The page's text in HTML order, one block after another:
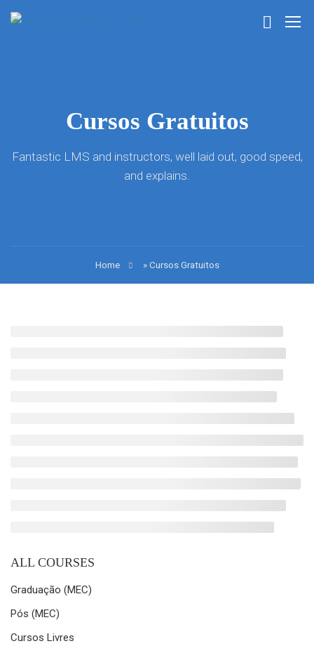
Cursos Gratuitos
Fantastic LMS and instructors, well laid out, good speed,
and explains.
Home »Cursos Gratuitos
ALL COURSES
Graduação (MEC)
Pós (MEC)
Cursos Livres